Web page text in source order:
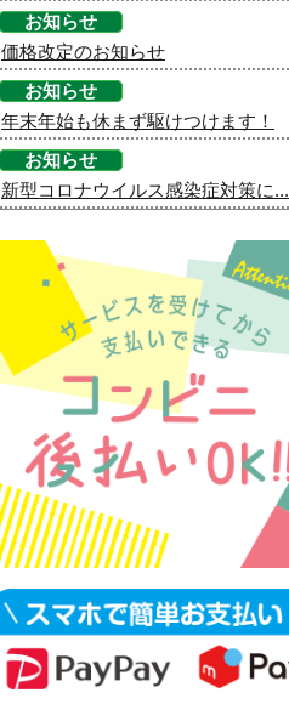
お知らせ
価格改定のお知らせ
お知らせ
年末年始も休まず駆けつけます！
お知らせ
新型コロナウイルス感染症対策に...